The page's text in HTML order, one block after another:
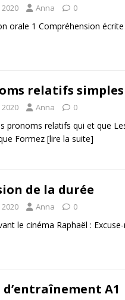
Anna 0
orale 1 Compréhension
relatifs simples
Anna 0
pronoms relatifs qui et que
Formez [lire la suite]
de la durée
Anna 0
le cinéma Raphaël :
d’entraînement A1